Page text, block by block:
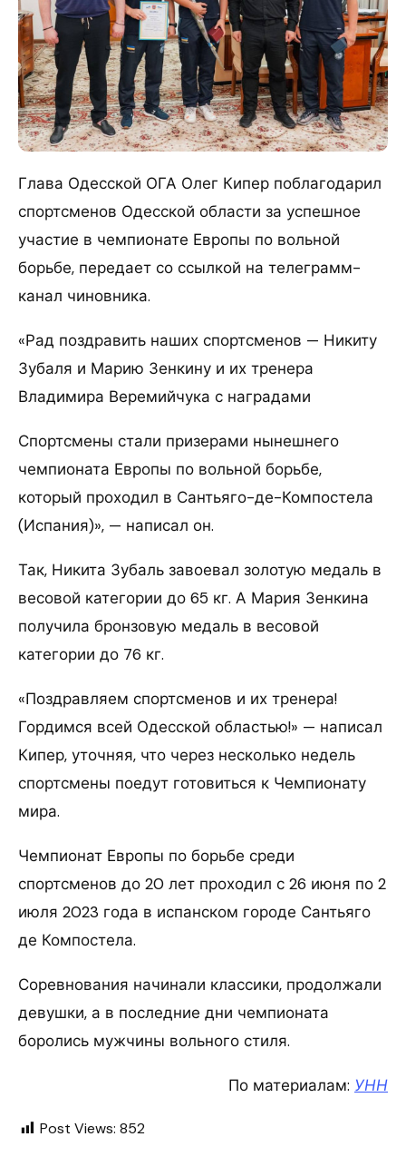
Глава Одесской ОГА Олег Кипер поблагодарил
спортсменов Одесской области за успешное
участие в чемпионате Европы по вольной
борьбе, передает со ссылкой на телеграмм-
канал чиновника.
«Рад поздравить наших спортсменов — Никиту
Зубаля и Марию Зенкину и их тренера
Владимира Веремийчука с наградами
Спортсмены стали призерами нынешнего
чемпионата Европы по вольной борьбе,
который проходил в Сантьяго-де-Компостела
(Испания)», — написал он.
Так, Никита Зубаль завоевал золотую медаль в
весовой категории до 65 кг. А Мария Зенкина
получила бронзовую медаль в весовой
категории до 76 кг.
«Поздравляем спортсменов и их тренера!
Гордимся всей Одесской областью!» — написал
Кипер, уточняя, что через несколько недель
спортсмены поедут готовиться к Чемпионату
мира.
Чемпионат Европы по борьбе среди
спортсменов до 20 лет проходил с 26 июня по 2
июля 2023 года в испанском городе Сантьяго
де Компостела.
Соревнования начинали классики, продолжали
девушки, а в последние дни чемпионата
боролись мужчины вольного стиля.
По материалам: УНН
Post Views: 852